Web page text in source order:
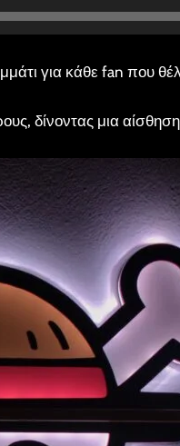
για κάθε fan που
δίνοντας μια